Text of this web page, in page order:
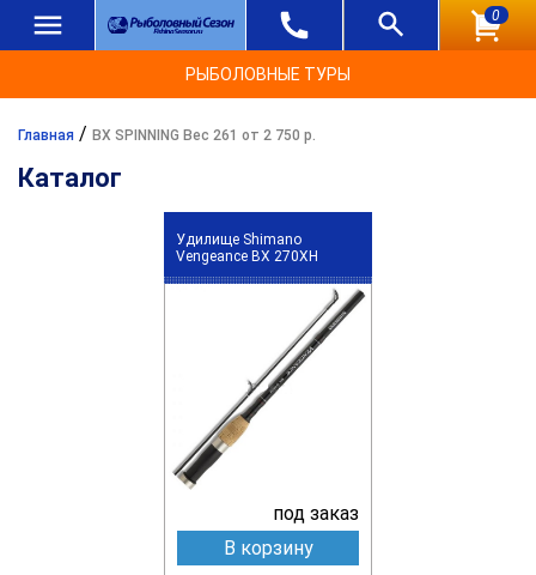
0
РЫБОЛОВНЫЕ ТУРЫ
Главная / BX SPINNING Вес 261 от 2 750 р.
Каталог
Удилище Shimano
Vengeance BX 270XH
под заказ
В корзину